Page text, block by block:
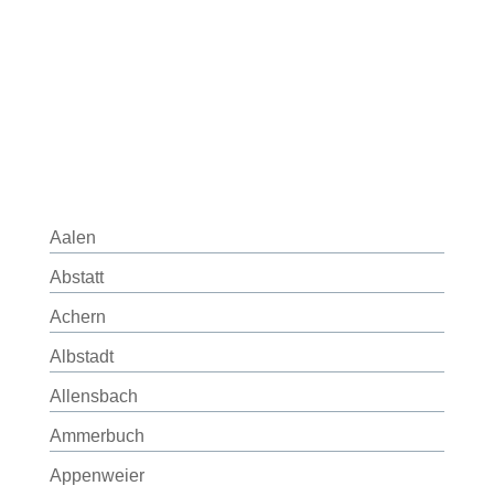
Aalen
Abstatt
Achern
Albstadt
Allensbach
Ammerbuch
Appenweier